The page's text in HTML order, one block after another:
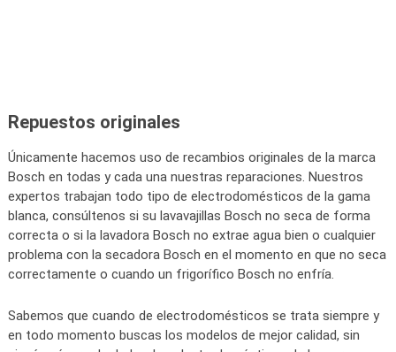
Repuestos originales
Únicamente hacemos uso de recambios originales de la marca
Bosch en todas y cada una nuestras reparaciones. Nuestros
expertos trabajan todo tipo de electrodomésticos de la gama
blanca, consúltenos si su lavavajillas Bosch no seca de forma
correcta o si la lavadora Bosch no extrae agua bien o cualquier
problema con la secadora Bosch en el momento en que no seca
correctamente o cuando un frigorífico Bosch no enfría.
Sabemos que cuando de electrodomésticos se trata siempre y
en todo momento buscas los modelos de mejor calidad, sin